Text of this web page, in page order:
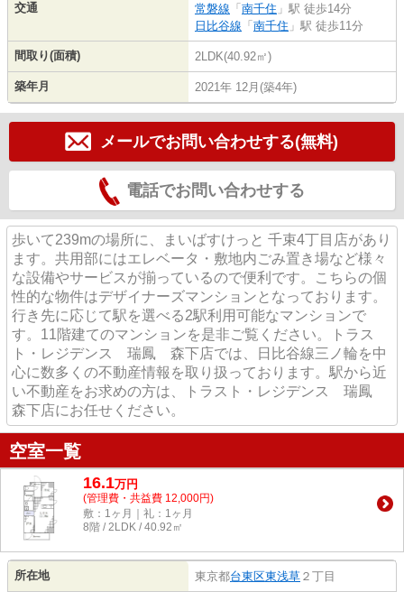
交通
常磐線 「 南千住 」駅 徒歩14分
日比谷線 「 南千住 」駅 徒歩11分
間取り(面積) 2LDK(40.92㎡)
築年月 2021年 12月(築4年)
メールでお問い合わせする(無料)
電話でお問い合わせする
歩いて239mの場所に、まいばすけっと 千束4丁目店があり
ます。共用部にはエレベータ・敷地内ごみ置き場など様々
な設備やサービスが揃っているので便利です。こちらの個
性的な物件はデザイナーズマンションとなっております。
行き先に応じて駅を選べる2駅利用可能なマンションで
す。11階建てのマンションを是非ご覧ください。トラス
ト・レジデンス 瑞鳳 森下店では、日比谷線三ノ輪を中
心に数多くの不動産情報を取り扱っております。駅から近
い不動産をお求めの方は、トラスト・レジデンス 瑞鳳
森下店にお任せください。
空室一覧
16.1万円
(管理費・共益費 12,000円)
敷：1ヶ月｜礼：1ヶ月
8階 / 2LDK / 40.92㎡
所在地 東京都台東区東浅草 ２丁目